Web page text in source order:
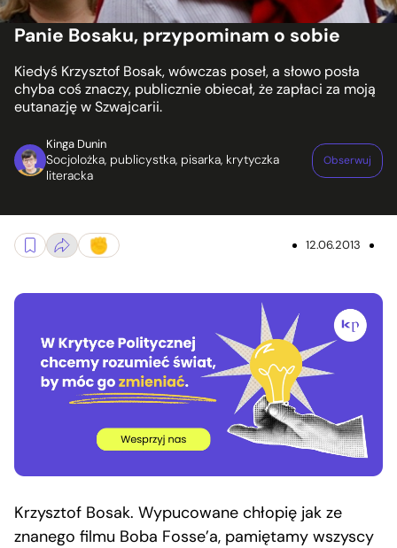
Panie Bosaku, przypominam o sobie
Kiedyś Krzysztof Bosak, wówczas poseł, a słowo posła
chyba coś znaczy, publicznie obiecał, że zapłaci za moją
eutanazję w Szwajcarii.
Kinga Dunin
Socjolożka, publicystka, pisarka, krytyczka
literacka
Obserwuj
12.06.2013
Krzysztof Bosak. Wypucowane chłopię jak ze
znanego filmu Boba Fosse’a, pamiętamy wszyscy